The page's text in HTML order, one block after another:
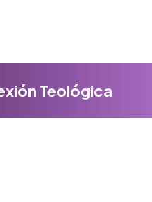
Teológica